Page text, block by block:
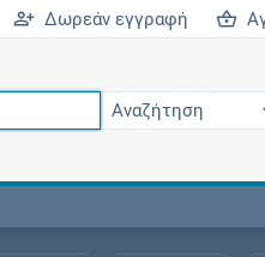
Δωρεάν εγγραφή